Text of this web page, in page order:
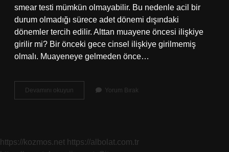
smear testi mümkün olmayabilir. Bu nedenle acil bir
durum olmadığı sürece adet dönemi dışındaki
dönemler tercih edilir. Alttan muayene öncesi ilişkiye
girilir mi? Bir önceki gece cinsel ilişkiye girilmemiş
olmalı. Muayeneye gelmeden önce…
Devamını okuyun
Muayenede
Yorum Bırak
https://kozmos.net https://albolat.com.tr